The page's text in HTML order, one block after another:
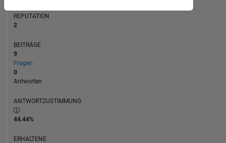
REPUTATION
2
BEITRÄGE
9
Fragen
0
Antworten
ANTWORTZUSTIMMUNG
44.44%
ERHALTENE